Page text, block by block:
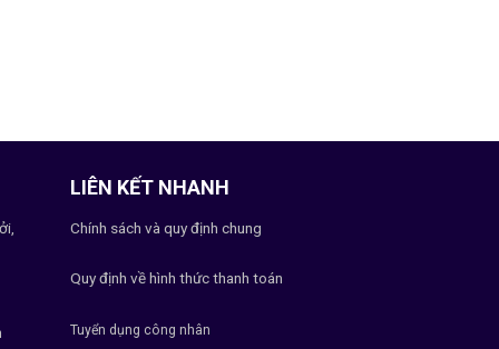
LIÊN KẾT NHANH
Chính sách và quy định chung
Quy định về hình thức thanh toán
Tuyển dụng công nhân